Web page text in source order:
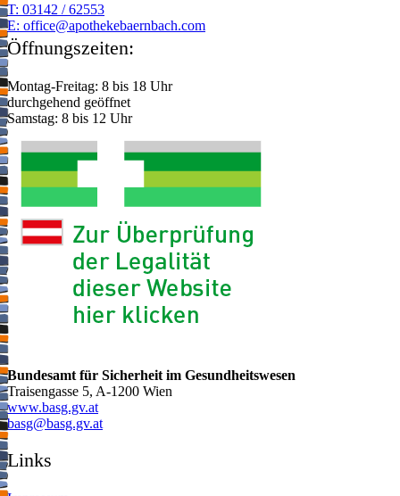
T: 03142 / 62553
E: moc.hcabnreabekehtopa@eciffo
Öffnungszeiten:
Montag-Freitag: 8 bis 18 Uhr
durchgehend geöffnet
Samstag: 8 bis 12 Uhr
Bundesamt für Sicherheit im Gesundheitswesen
Traisengasse 5, A-1200 Wien
www.basg.gv.at
ta.vg.gsab@gsab
Links